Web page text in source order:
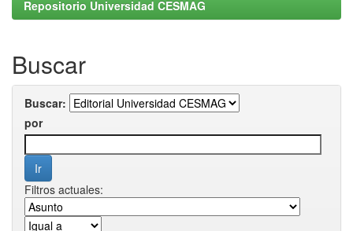
Repositorio Universidad CESMAG
Buscar
Buscar:
por
Filtros actuales: